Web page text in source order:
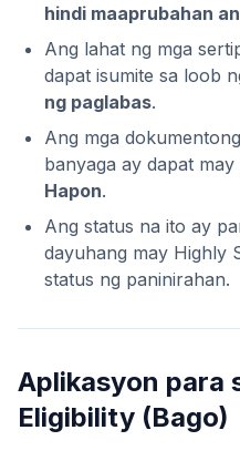
hindi maaprubahan
Ang lahat ng mga
dapat isumite sa loob
ng paglabas.
Ang mga
banyaga ay dapat
Hapon.
Ang status na ito ay
dayuhang may Highly
status ng paninirahan.
Aplikasyon para
Eligibility (Bago)